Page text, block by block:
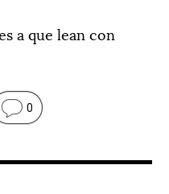
a que lean con
0